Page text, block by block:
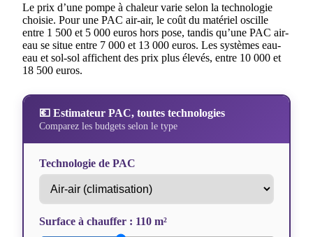
Le prix d’une pompe à chaleur varie selon la technologie
choisie. Pour une PAC air-air, le coût du matériel oscille
entre 1 500 et 5 000 euros hors pose, tandis qu’une PAC air-
eau se situe entre 7 000 et 13 000 euros. Les systèmes eau-
eau et sol-sol affichent des prix plus élevés, entre 10 000 et
18 500 euros.
💶 Estimateur PAC, toutes technologies
Comparez les budgets selon le type
Technologie de PAC
Surface à chauffer : 110 m²